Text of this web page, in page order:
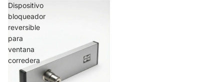
Dispositivo
bloqueador
reversible
para
ventana
corredera